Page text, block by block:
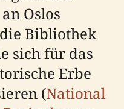
Oslos
Bibliothek
sich für das
Erbe
(National